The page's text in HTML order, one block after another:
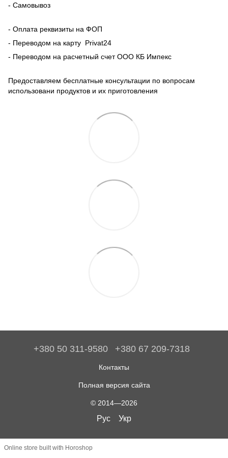
- Самовывоз
- Оплата реквизиты на ФОП
- Переводом на карту Рrivat24
- Переводом на расчетный счет ООО КБ Импекс
Предоставляем бесплатные консультации по вопросам
использовани продуктов и их приготовления
+380 50 311-9580 +380 67 209-7318
Контакты
Полная версия сайта
© 2014—2026
Рус Укр
Online store built with Horoshop